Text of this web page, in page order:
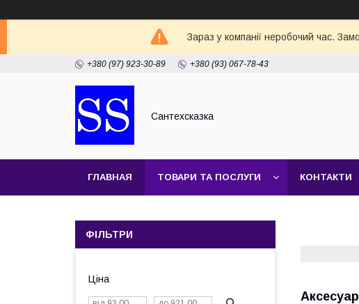
Зараз у компанії неробочий час.
+380 (97) 923-30-89 +380 (93) 067-78-43
Сантехсказка
ГЛАВНАЯ ТОВАРИ ТА ПОСЛУГИ КОНТАКТИ
ФІЛЬТРИ
Ціна